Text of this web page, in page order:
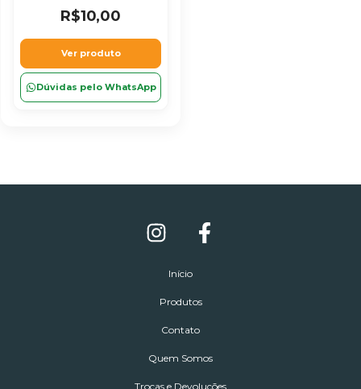
R$10,00
Ver produto
Dúvidas pelo WhatsApp
Início
Produtos
Contato
Quem Somos
Trocas e Devoluções